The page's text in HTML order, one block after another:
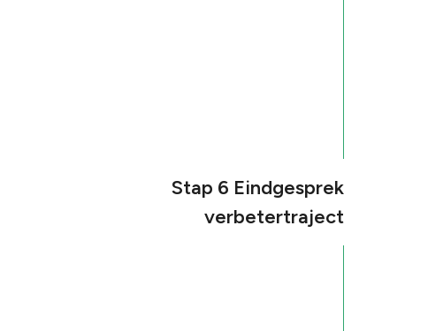
Stap 6 Eindgesprek
verbetertraject